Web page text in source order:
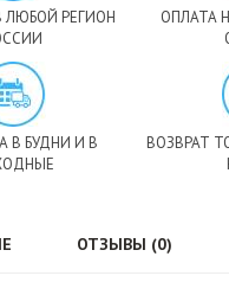
ЛЮБОЙ РЕГИОН
ОПЛАТА
В БУДНИ И В
ВОЗВРАТ
ОТЗЫВЫ (0)